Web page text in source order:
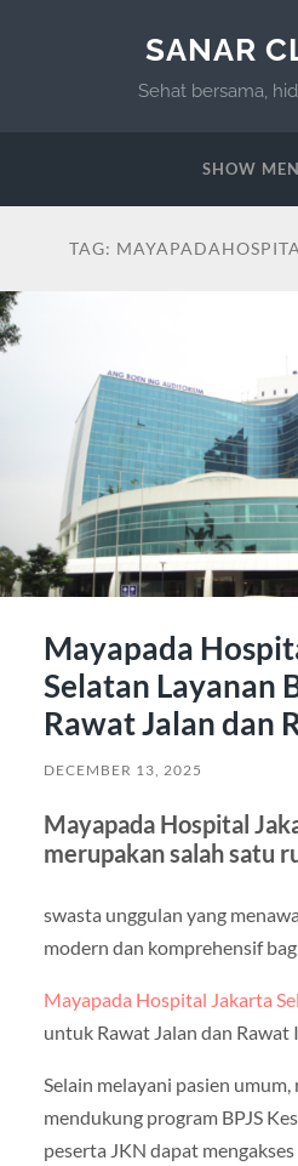
SANAR
Sehat bersama,
SHOW
TAG:
Mayapada
Selatan Layanan
Rawat Jalan dan
DECEMBER 13, 2025
Mayapada Hospital
merupakan salah satu
swasta unggulan yang
modern dan komprehensif
Mayapada Hospital Jakarta
untuk Rawat Jalan dan Rawat
Selain melayani pasien
mendukung program BPJS
peserta JKN dapat